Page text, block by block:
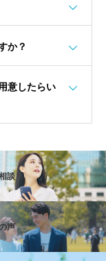
か？
意したらい
談
声